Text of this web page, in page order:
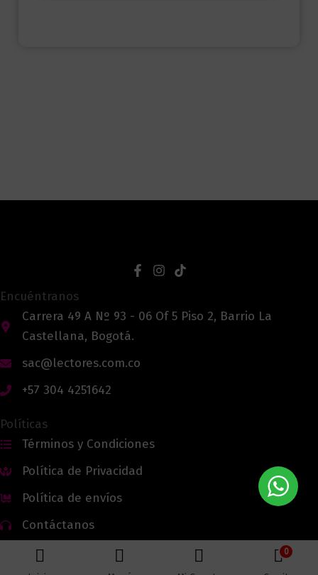
Encuéntranos
Carrera 49 A Nº 93 - 06 Of 5 Piso 2, Barrio La
Castellana, Bogotá.
sac@lectores.com.co
+57 304 4251642
Políticas
Términos y Condiciones
Política de Privacidad
Política de envíos
Contáctanos
0